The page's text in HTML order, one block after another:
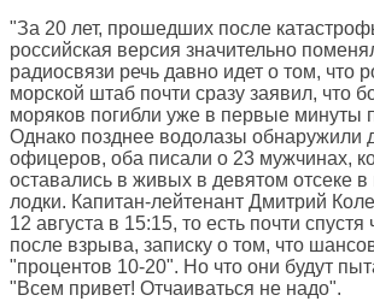
"За 20 лет, прошедших после
российская версия значительно
радиосвязи речь давно идет о том, что
морской штаб почти сразу заявил, что
моряков погибли уже в первые минуты
Однако позднее водолазы обнаружили
офицеров, оба писали о 23 мужчинах,
оставались в живых в девятом отсеке в
лодки. Капитан-лейтенант Дмитрий
12 августа в 15:15, то есть почти спустя
после взрыва, записку о том, что
"процентов 10-20". Но что они будут
"Всем привет! Отчаиваться не надо".